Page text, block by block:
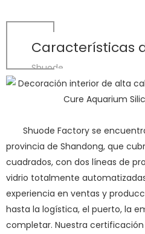
Características
Shuode
Shuode Factory se
provincia de Shandong, que
cuadrados, con dos líneas de
vidrio totalmente
experiencia en ventas y
hasta la logística, el puerto, la
completar. Nuestra certificación